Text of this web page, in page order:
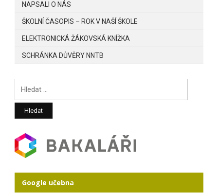
NAPSALI O NÁS
ŠKOLNÍ ČASOPIS – ROK V NAŠÍ ŠKOLE
ELEKTRONICKÁ ŽÁKOVSKÁ KNÍŽKA
SCHRÁNKA DŮVĚRY NNTB
Vyhledávání
Google učebna